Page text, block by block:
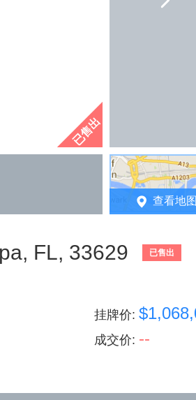
已售出
查看地
FL, 33629 已售出
挂牌价:
成交价: --